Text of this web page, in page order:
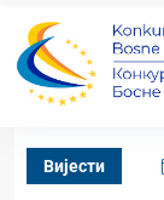
Вијести